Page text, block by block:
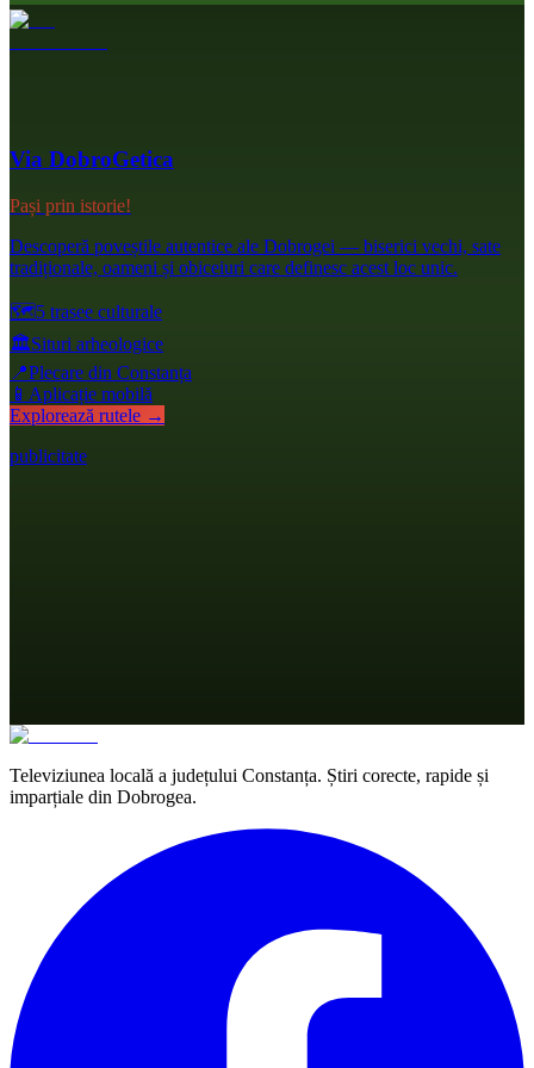
Via DobroGetica
Pași prin istorie!
Descoperă poveștile autentice ale Dobrogei — biserici vechi, sate
tradiționale, oameni și obiceiuri care definesc acest loc unic.
🗺️5 trasee culturale
🏛️Situri arheologice
📍Plecare din Constanța
📱 Aplicație mobilă
Explorează rutele →
publicitate
Televiziunea locală a județului Constanța. Știri corecte, rapide și
imparțiale din Dobrogea.